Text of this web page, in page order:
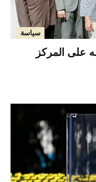
سياسة
على المركز